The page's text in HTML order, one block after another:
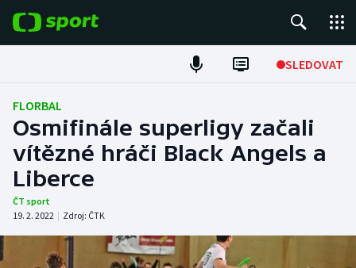
SLEDOVAT
Fotbal
Hokej
Tenis
Atletika
Cyklistika
FLORBAL
Osmifinále superligy začali
vítězné hráči Black Angels a
Liberce
ČT sport
19. 2. 2022 | Zdroj: ČTK